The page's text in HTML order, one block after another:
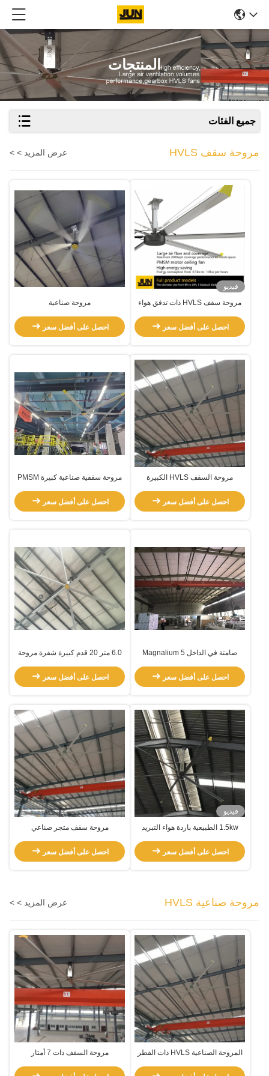
المنتجات
جميع الفئات
مروحة سقف HVLS عرض المزيد > >
فيديو
مروحة سقف HVLS ذات تدفق هواء
احصل على أفضل سعر
مروحة صناعية
احصل على أفضل سعر
مروحة السقف HVLS الكبيرة
احصل على أفضل سعر
مروحة سقفية صناعية كبيرة PMSM
احصل على أفضل سعر
صامتة في الداخل 5 Magnalium
احصل على أفضل سعر
6.0 متر 20 قدم كبيرة شفرة مروحة
احصل على أفضل سعر
فيديو
1.5kw الطبيعية باردة هواء التبريد
احصل على أفضل سعر
مروحة سقف متجر صناعي
احصل على أفضل سعر
مروحة صناعية HVLS عرض المزيد > >
المروحة الصناعية HVLS ذات القطر
مروحة السقف ذات 7 أمتار